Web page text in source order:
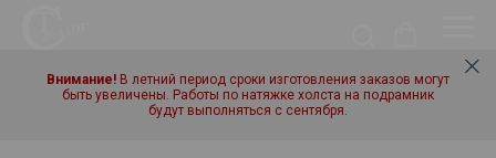
Внимание! В летний период сроки изготовления заказов могут
быть увеличены. Работы по натяжке холста на подрамник
будут выполняться с сентября.